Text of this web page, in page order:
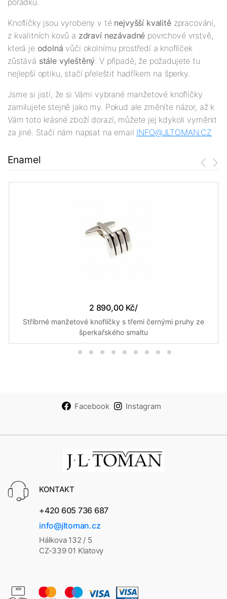
pořádku.
Knoflíčky jsou vyrobeny v té nejvyšší kvalitězpracování,
z kvalitních kovů a zdraví nezávadné povrchové vrstvě,
která je odolná vůči okolnímu prostředí a knoflíček
zůstává stále vyleštěný. V případě, že požadujete tu
nejlepší optiku, stačí přeleštit hadříkem na šperky.
Jsme si jistí, že si Vámi vybrané manžetové knoflíčky
zamilujete stejně jako my. Pokud ale změníte názor, až k
Vám toto krásné zboží dorazí, můžete jej kdykoli vyměnit
za jiné. Stačí nám napsat na email INFO@JLTOMAN.CZ
Enamel
2 890,00 Kč/
Stříbrné manžetové knoflíčky s třemi černými pruhy ze
šperkařského smaltu
Facebook Instagram
KONTAKT
+420 605 736 687
info@jltoman.cz
Hálkova 132 / 5
CZ-339 01 Klatovy